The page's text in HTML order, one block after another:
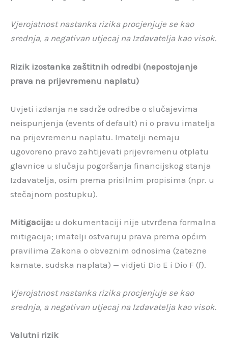
Vjerojatnost nastanka rizika procjenjuje se kao
srednja, a negativan utjecaj na Izdavatelja kao visok.
Rizik izostanka zaštitnih odredbi (nepostojanje
prava na prijevremenu naplatu)
Uvjeti izdanja ne sadrže odredbe o slučajevima
neispunjenja (events of default) ni o pravu imatelja
na prijevremenu naplatu. Imatelji nemaju
ugovoreno pravo zahtijevati prijevremenu otplatu
glavnice u slučaju pogoršanja financijskog stanja
Izdavatelja, osim prema prisilnim propisima (npr. u
stečajnom postupku).
Mitigacija: u dokumentaciji nije utvrđena formalna
mitigacija; imatelji ostvaruju prava prema općim
pravilima Zakona o obveznim odnosima (zatezne
kamate, sudska naplata) — vidjeti Dio E i Dio F (f).
Vjerojatnost nastanka rizika procjenjuje se kao
srednja, a negativan utjecaj na Izdavatelja kao visok.
Valutni rizik